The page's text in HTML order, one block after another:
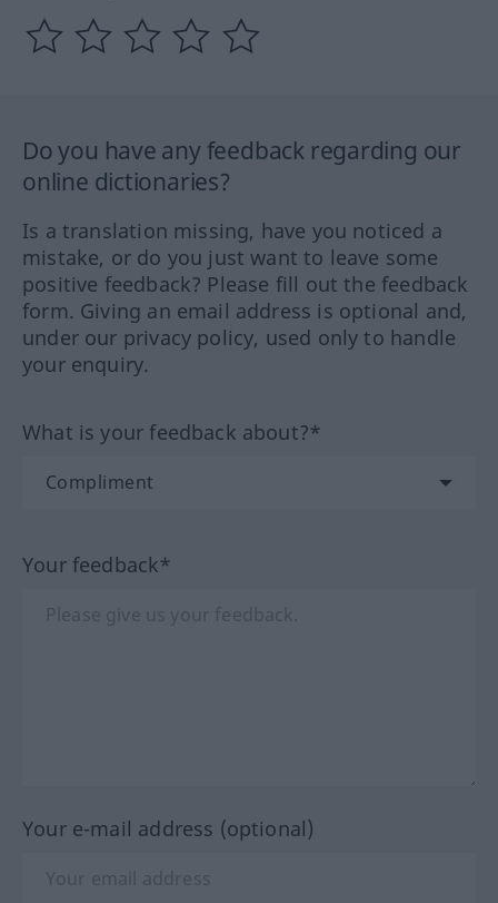
Do you have any feedback regarding our
online dictionaries?
Is a translation missing, have you noticed a
mistake, or do you just want to leave some
positive feedback? Please fill out the feedback
form. Giving an email address is optional and,
under our privacy policy, used only to handle
your enquiry.
What is your feedback about?*
Your feedback*
Your e-mail address (optional)